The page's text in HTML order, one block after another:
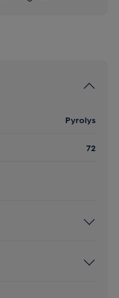
Pyrolys
72